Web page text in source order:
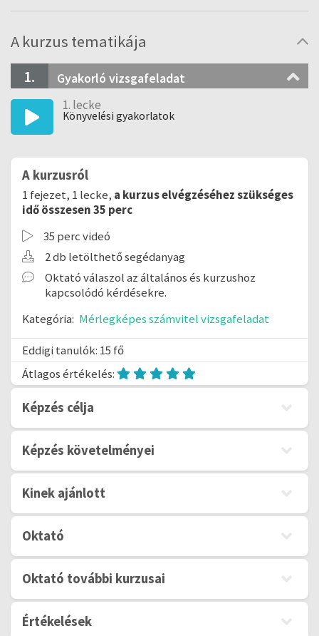
Előtársasági beszámoló mérlege.
Nyitás utáni rendező tételek.
Tőkeemelés, ázsió, fejlesztési tartalék képzése.
Zárlati tételek elszámolása.
A kurzus tematikája
1.
Gyakorló vizsgafeladat
1. lecke
Könyvelési gyakorlatok
A kurzusról
1 fejezet, 1 lecke, a kurzus elvégzéséhez szükséges
idő összesen 35 perc
35 perc videó
2 db letölthető segédanyag
Oktató válaszol az általános és kurzushoz
kapcsolódó kérdésekre.
Kategória: Mérlegképes számvitel vizsgafeladat
Eddigi tanulók: 15 fő
Átlagos értékelés:
Képzés célja
Képzés követelményei
Kinek ajánlott
Oktató
Oktató további kurzusai
Értékelések